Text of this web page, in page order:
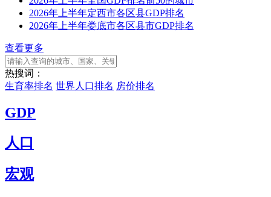
2026年上半年定西市各区县GDP排名
2026年上半年娄底市各区县市GDP排名
查看更多
热搜词：
生育率排名 世界人口排名 房价排名
GDP
人口
宏观